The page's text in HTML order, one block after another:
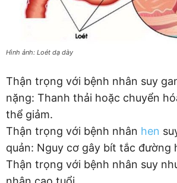
Hình ảnh: Loét dạ dày
Thận trọng với bệnh nhân suy
nặng: Thanh thải hoặc chuyển
thể giảm.
Thận trọng với bệnh nhân hen
quản: Nguy cơ gây bít tắc đường
Thận trọng với bệnh nhân suy